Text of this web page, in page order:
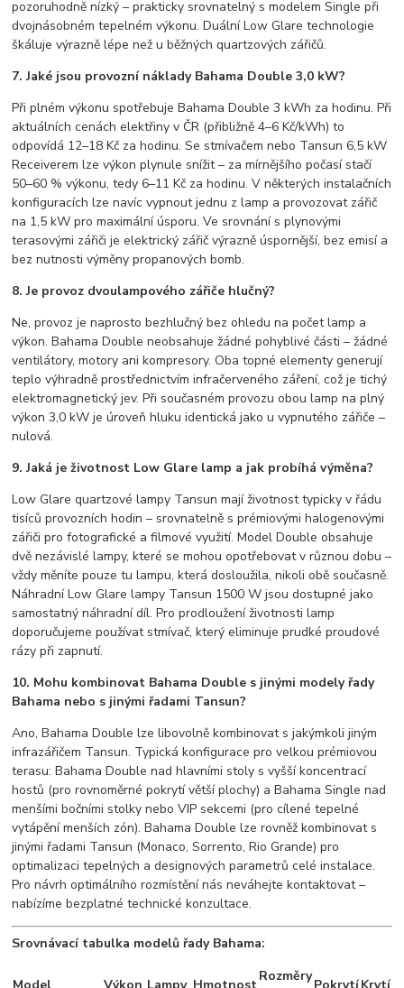
pozoruhodně nízký – prakticky srovnatelný s modelem Single při
dvojnásobném tepelném výkonu. Duální Low Glare technologie
škáluje výrazně lépe než u běžných quartzových zářičů.
7. Jaké jsou provozní náklady Bahama Double 3,0 kW?
Při plném výkonu spotřebuje Bahama Double 3 kWh za hodinu. Při
aktuálních cenách elektřiny v ČR (přibližně 4–6 Kč/kWh) to
odpovídá 12–18 Kč za hodinu. Se stmívačem nebo Tansun 6,5 kW
Receiverem lze výkon plynule snížit – za mírnějšího počasí stačí
50–60 % výkonu, tedy 6–11 Kč za hodinu. V některých instalačních
konfiguracích lze navíc vypnout jednu z lamp a provozovat zářič
na 1,5 kW pro maximální úsporu. Ve srovnání s plynovými
terasovými zářiči je elektrický zářič výrazně úspornější, bez emisí a
bez nutnosti výměny propanových bomb.
8. Je provoz dvoulampového zářiče hlučný?
Ne, provoz je naprosto bezhlučný bez ohledu na počet lamp a
výkon. Bahama Double neobsahuje žádné pohyblivé části – žádné
ventilátory, motory ani kompresory. Oba topné elementy generují
teplo výhradně prostřednictvím infračerveného záření, což je tichý
elektromagnetický jev. Při současném provozu obou lamp na plný
výkon 3,0 kW je úroveň hluku identická jako u vypnutého zářiče –
nulová.
9. Jaká je životnost Low Glare lamp a jak probíhá výměna?
Low Glare quartzové lampy Tansun mají životnost typicky v řádu
tisíců provozních hodin – srovnatelně s prémiovými halogenovými
zářiči pro fotografické a filmové využití. Model Double obsahuje
dvě nezávislé lampy, které se mohou opotřebovat v různou dobu –
vždy měníte pouze tu lampu, která dosloužila, nikoli obě současně.
Náhradní Low Glare lampy Tansun 1500 W jsou dostupné jako
samostatný náhradní díl. Pro prodloužení životnosti lamp
doporučujeme používat stmívač, který eliminuje prudké proudové
rázy při zapnutí.
10. Mohu kombinovat Bahama Double s jinými modely řady
Bahama nebo s jinými řadami Tansun?
Ano, Bahama Double lze libovolně kombinovat s jakýmkoli jiným
infrazářičem Tansun. Typická konfigurace pro velkou prémiovou
terasu: Bahama Double nad hlavními stoly s vyšší koncentrací
hostů (pro rovnoměrné pokrytí větší plochy) a Bahama Single nad
menšími bočními stolky nebo VIP sekcemi (pro cílené tepelné
vytápění menších zón). Bahama Double lze rovněž kombinovat s
jinými řadami Tansun (Monaco, Sorrento, Rio Grande) pro
optimalizaci tepelných a designových parametrů celé instalace.
Pro návrh optimálního rozmístění nás neváhejte kontaktovat –
nabízíme bezplatné technické konzultace.
Srovnávací tabulka modelů řady Bahama:
Rozměry